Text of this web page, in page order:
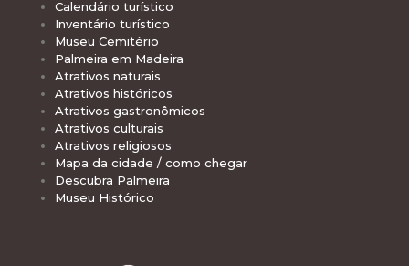
Calendário turístico
Inventário turístico
Museu Cemitério
Palmeira em Madeira
Atrativos naturais
Atrativos históricos
Atrativos gastronômicos
Atrativos culturais
Atrativos religiosos
Mapa da cidade / como chegar
Descubra Palmeira
Museu Histórico